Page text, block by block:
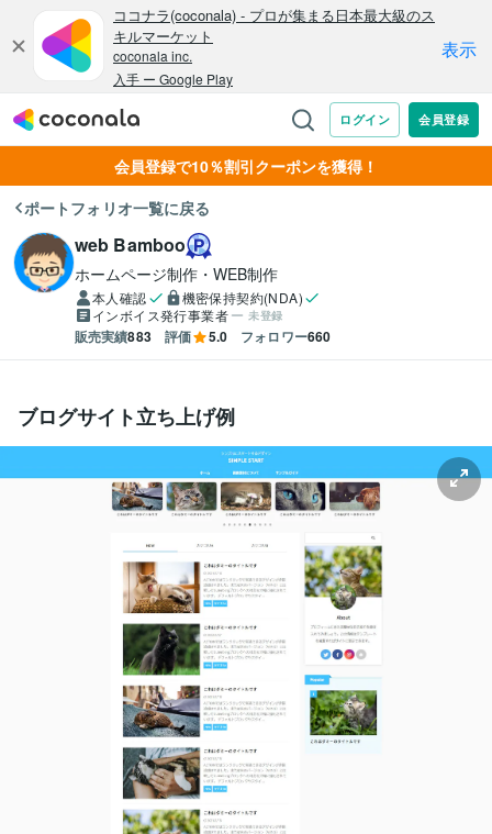
会員登録で10％割引クーポンを獲得！
ポートフォリオ一覧に戻る
web Bamboo
ホームページ制作・WEB制作
本人確認
機密保持契約(NDA)
インボイス発行事業者
未登録
販売実績883 評価 5.0 フォロワー660
ブログサイト立ち上げ例